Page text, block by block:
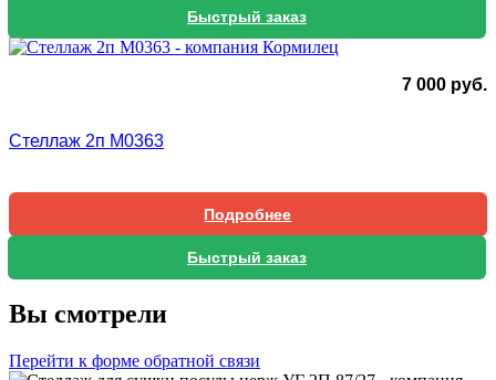
Быстрый заказ
7 000 руб.
Стеллаж 2п М0363
Подробнее
Быстрый заказ
Вы смотрели
Перейти к форме обратной связи